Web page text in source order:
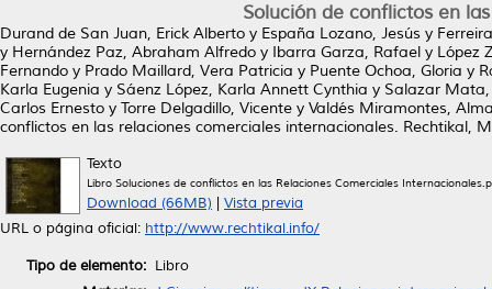
Solución de conflictos en
Durand de San Juan, Erick Alberto y España Lozano, Jesús y
y Hernández Paz, Abraham Alfredo y Ibarra Garza, Rafael y López
Fernando y Prado Maillard, Vera Patricia y Puente Ochoa, Gloria y
Karla Eugenia y Sáenz López, Karla Annett Cynthia y Salazar Mata,
Carlos Ernesto y Torre Delgadillo, Vicente y Valdés Miramontes,
conflictos en las relaciones comerciales internacionales. Rechtikal,
Texto
Libro Soluciones de conflictos en las Relaciones Comerciales
Download (66MB)
Vista previa
URL o página oficial: http://www.rechtikal.info/
Tipo de elemento: Libro